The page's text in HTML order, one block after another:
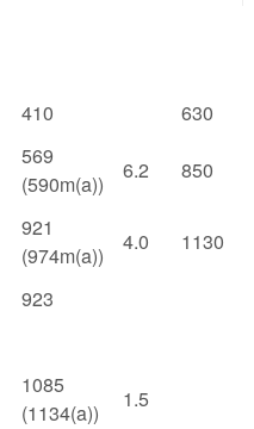
410
630
569
(590m(a))
6.2 850
921
(974m(a))
4.0 1130
923
1085
(1134(a))
1.5